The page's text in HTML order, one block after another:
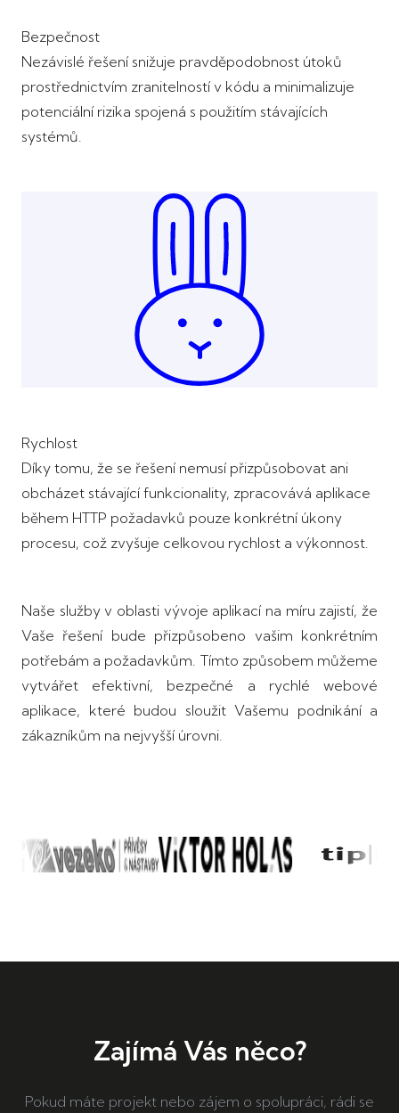
Bezpečnost
Nezávislé řešení snižuje pravděpodobnost útoků
prostřednictvím zranitelností v kódu a minimalizuje
potenciální rizika spojená s použitím stávajících
systémů.
Rychlost
Díky tomu, že se řešení nemusí přizpůsobovat ani
obcházet stávající funkcionality, zpracovává aplikace
během HTTP požadavků pouze konkrétní úkony
procesu, což zvyšuje celkovou rychlost a výkonnost.
Naše služby v oblasti vývoje aplikací na míru zajistí, že
Vaše řešení bude přizpůsobeno vašim konkrétním
potřebám a požadavkům. Tímto způsobem můžeme
vytvářet efektivní, bezpečné a rychlé webové
aplikace, které budou sloužit Vašemu podnikání a
zákazníkům na nejvyšší úrovni.
Zajímá Vás něco?
Pokud máte projekt nebo zájem o spolupráci, rádi se